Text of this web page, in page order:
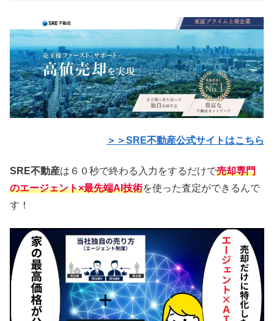
＞＞SRE不動産公式サイトはこちら
SRE不動産は６０秒で終わる入力をするだけで売却専門
のエージェント×最先端AI技術を使った査定ができるんで
す！